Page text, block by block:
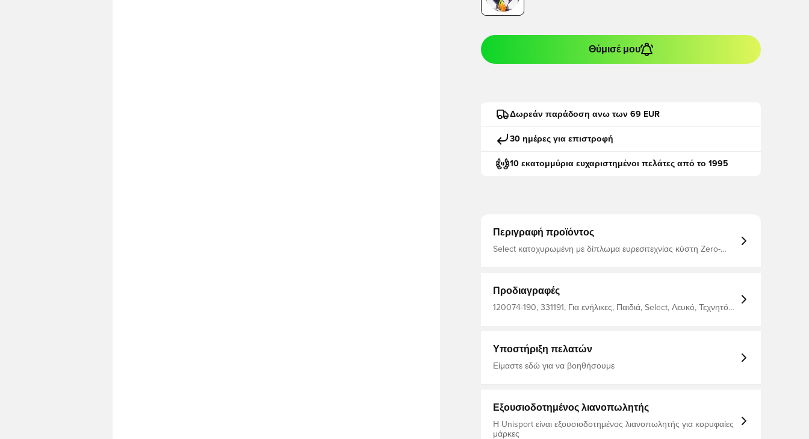
Θύμισέ μου
Δωρεάν παράδοση ανω των 69 EUR
30 ημέρες για επιστροφή
10 εκατομμύρια ευχαριστημένοι πελάτες από το 1995
Περιγραφή προϊόντος
Select κατοχυρωμένη με δίπλωμα ευρεσιτεχνίας κύστη Zero-
στον αέρα
Προδιαγραφές
120074-190, 331191, Για ενήλικες, Παιδιά, Select, Λευκό, Τεχνητό
Υποστήριξη πελατών
Είμαστε εδώ για να βοηθήσουμε
Εξουσιοδοτημένος λιανοπωλητής
Η Unisport είναι εξουσιοδοτημένος λιανοπωλητής για κορυφαίες
μάρκες